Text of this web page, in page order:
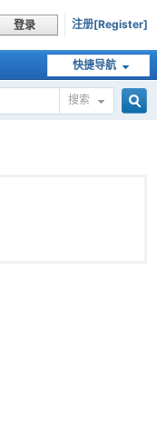
登录 注册[Register]
快捷导航
搜索